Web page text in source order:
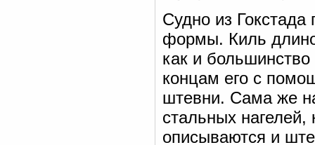
Судно из
формы. Киль
как и
концам его с
штевни. Сама же
стальных нагелей,
описываются и